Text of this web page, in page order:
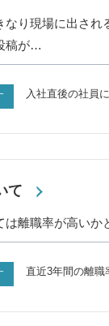
なり現場に出さ
稿が…
入社直後の社員
て
は離職率が高い
直近3年間の離